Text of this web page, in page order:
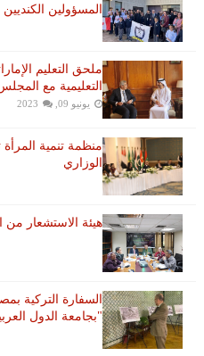
المسؤولين
ملحق التعليم
التعليمية مع
يونيو 09, 2023
منظمة تنمية المرأة
الوزاري
هيئة الاستشعار من
السفارة التركية
"بجامعة الدول